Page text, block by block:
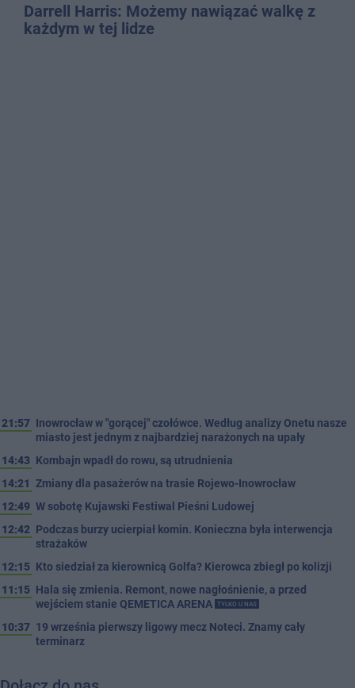
Darrell Harris: Możemy nawiązać walkę z
każdym w tej lidze
21:57 Inowrocław w "gorącej" czołówce. Według analizy Onetu nasze
miasto jest jednym z najbardziej narażonych na upały
14:43 Kombajn wpadł do rowu, są utrudnienia
14:21 Zmiany dla pasażerów na trasie Rojewo-Inowrocław
12:49 W sobotę Kujawski Festiwal Pieśni Ludowej
12:42 Podczas burzy ucierpiał komin. Konieczna była interwencja
strażaków
12:15 Kto siedział za kierownicą Golfa? Kierowca zbiegł po kolizji
11:15 Hala się zmienia. Remont, nowe nagłośnienie, a przed
wejściem stanie QEMETICA ARENA
TYLKO U NAS
10:37 19 września pierwszy ligowy mecz Noteci. Znamy cały
terminarz